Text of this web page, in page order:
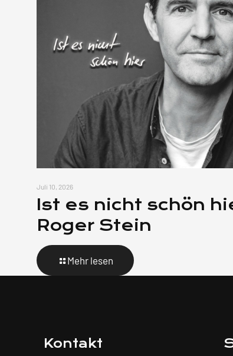
Juli 10, 2026
Ist es nicht schön
Roger Stein
Mehr lesen
Kontakt